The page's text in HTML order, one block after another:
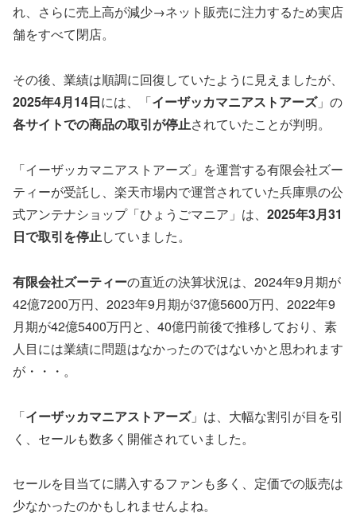
れ、さらに売上高が減少→ネット販売に注力するため実店
舗をすべて閉店。
その後、業績は順調に回復していたように見えましたが、
2025年4月14日には、「イーザッカマニアストアーズ」の
各サイトでの商品の取引が停止されていたことが判明。
「イーザッカマニアストアーズ」を運営する有限会社ズー
ティーが受託し、楽天市場内で運営されていた兵庫県の公
式アンテナショップ「ひょうごマニア」は、 2025年3月31
日で取引を停止していました。
有限会社ズーティーの直近の決算状況は、2024年9月期が
42億7200万円、2023年9月期が37億5600万円、2022年9
月期が42億5400万円と、40億円前後で推移しており、素
人目には業績に問題はなかったのではないかと思われます
が・・・。
「イーザッカマニアストアーズ」は、大幅な割引が目を引
く、セールも数多く開催されていました。
セールを目当てに購入するファンも多く、定価での販売は
少なかったのかもしれませんよね。